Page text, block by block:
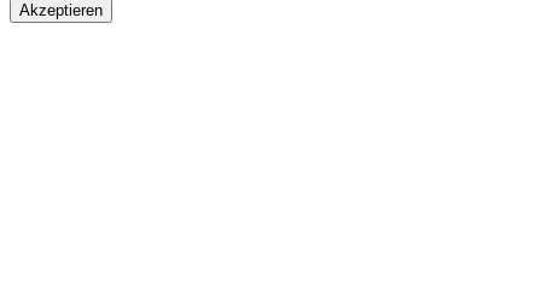
Akzeptieren